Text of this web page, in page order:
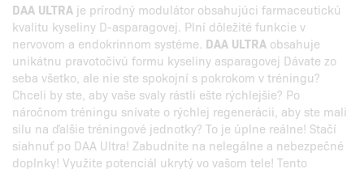
DAA ULTRA je prírodný modulátor obsahujúci farmaceutickú
kvalitu kyseliny D-asparagovej. Plní dôležité funkcie v
nervovom a endokrinnom systéme. DAA ULTRA obsahuje
unikátnu pravotočivú formu kyseliny asparagovej Dávate zo
seba všetko, ale nie ste spokojní s pokrokom v tréningu?
Chceli by ste, aby vaše svaly rástli ešte rýchlejšie? Po
náročnom tréningu snívate o rýchlej regenerácii, aby ste mali
silu na ďalšie tréningové jednotky? To je úplne reálne! Stačí
siahnuť po DAA Ultra! Zabudnite na nelegálne a nebezpečné
doplnky! Využite potenciál ukrytý vo vašom tele! Tento